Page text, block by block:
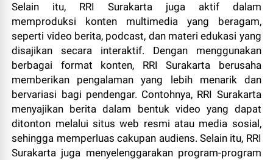
Selain itu, RRI Surakarta juga aktif dalam
memproduksi konten multimedia yang beragam,
seperti video berita, podcast, dan materi edukasi yang
disajikan secara interaktif. Dengan menggunakan
berbagai format konten, RRI Surakarta berusaha
memberikan pengalaman yang lebih menarik dan
bervariasi bagi pendengar. Contohnya, RRI Surakarta
menyajikan berita dalam bentuk video yang dapat
ditonton melalui situs web resmi atau media sosial,
sehingga memperluas cakupan audiens. Selain itu, RRI
Surakarta juga menyelenggarakan program-program